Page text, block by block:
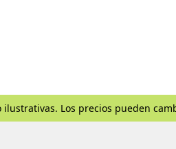
ilustrativas. Los precios pueden